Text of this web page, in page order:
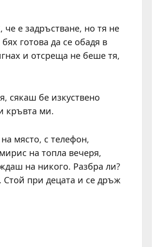
е задръстване, но тя не
готова да се обадя в
и отсреща не беше тя,
сякаш бе изкуствено
кръвта ми.
място, с телефон,
на топла вечеря,
на никого. Разбра ли?
при децата и се дръж